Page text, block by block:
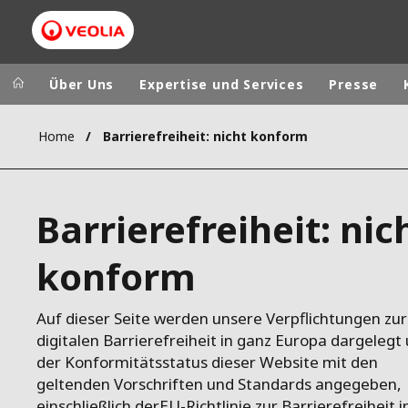
Veolia Group
CAMPUS
FOUNDATION
INSTITUTE
ASIA
Über Uns Expertise und Services Presse
Home Barrierefreiheit: nicht konform
Barrierefreiheit:
konform
Auf dieser Seite werden unsere Verpflichtungen zur
digitalen Barrierefreiheit in ganz Europa dargelegt
der Konformitätsstatus dieser Website mit den
geltenden Vorschriften und Standards angegeben,